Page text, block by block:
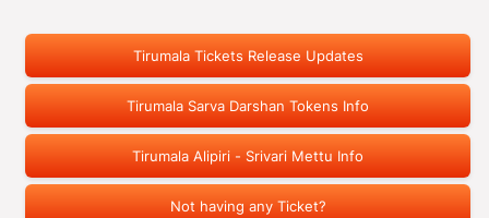
Tirumala Tickets Release Updates
Tirumala Sarva Darshan Tokens Info
Tirumala Alipiri - Srivari Mettu Info
Not having any Ticket?